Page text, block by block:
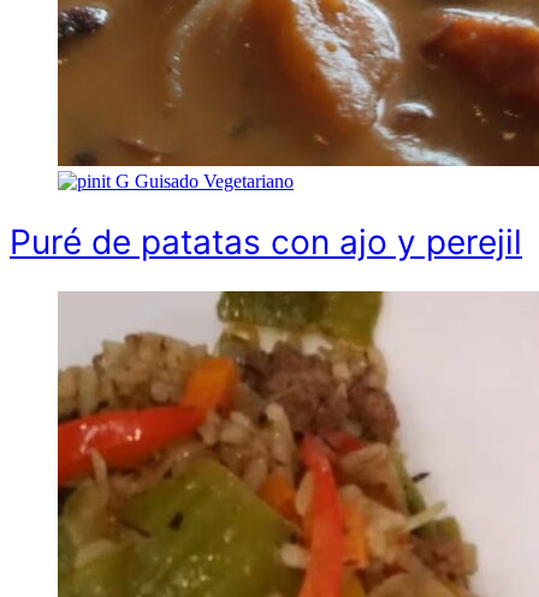
G Guisado Vegetariano
Puré de patatas con ajo y perejil